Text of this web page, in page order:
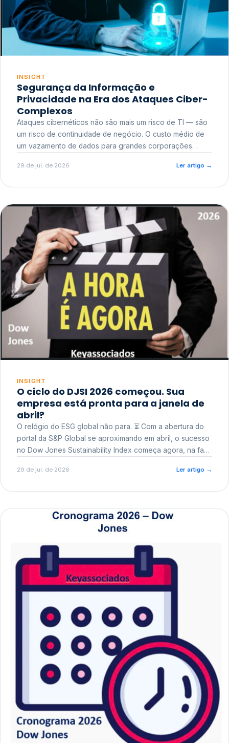
INSIGHT
Segurança da Informação e
Privacidade na Era dos Ataques Ciber-
Complexos
Ataques cibernéticos não são mais um risco de TI — são
um risco de continuidade de negócio. O custo médio de
um vazamento de dados para grandes corporações
reputacional e o risco regulatório junto a órgãos como a
29 de jul. de 2026 Ler artigo →
INSIGHT
O ciclo do DJSI 2026 começou. Sua
empresa está pronta para a janela de
abril?
O relógio do ESG global não para. ⏳ Com a abertura do
portal da S&P Global se aproximando em abril, o sucesso
no Dow Jones Sustainability Index começa agora, na fase
29 de jul. de 2026 Ler artigo →